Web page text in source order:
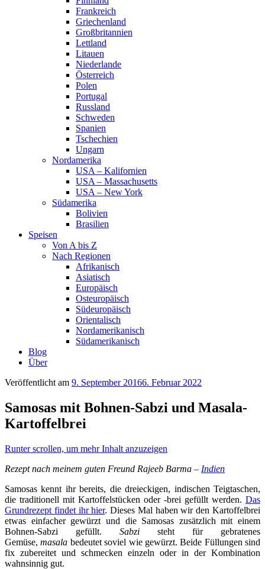
Frankreich
Griechenland
Großbritannien
Lettland
Litauen
Niederlande
Österreich
Polen
Portugal
Russland
Schweden
Spanien
Tschechien
Ungarn
Nordamerika
USA – Kalifornien
USA – Massachusetts
USA – New York
Südamerika
Bolivien
Brasilien
Speisen
Von A bis Z
Nach Regionen
Afrikanisch
Asiatisch
Europäisch
Osteuropäisch
Südeuropäisch
Orientalisch
Nordamerikanisch
Südamerikanisch
Blog
Über
Veröffentlicht am 9. September 20166. Februar 2022
Samosas mit Bohnen-Sabzi und Masala-
Kartoffelbrei
Runter scrollen, um mehr Inhalt anzuzeigen
Rezept nach meinem guten Freund Rajeeb Barma – Indien
Samosas kennt ihr bereits, die dreieckigen, indischen Teigtaschen,
die traditionell mit Kartoffelstücken oder -brei gefüllt werden. Das
Grundrezept findet ihr hier. Dieses Mal haben wir den Kartoffelbrei
etwas einfacher gewürzt und die Samosas zusätzlich mit einem
Bohnen-Sabzi gefüllt. Sabzi steht für gebratenes
Gemüse,masala bedeutet soviel wie gewürzt. Beide Füllungen sind
fix zubereitet und schmecken einzeln oder in der Kombination
wahnsinnig gut.